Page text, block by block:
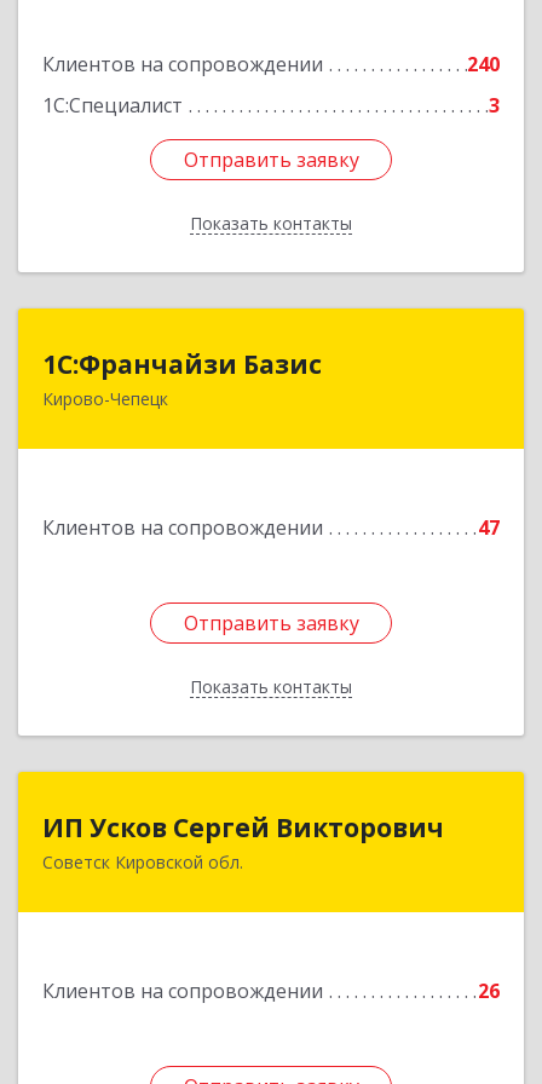
Клиентов на сопровождении
240
1С:Специалист
3
Отправить заявку
Показать контакты
Отправить заявку
Назад
1С:Франчайзи Базис
Кирово-Чепецк
Клиентов на сопровождении 47
Отправить заявку
Показать контакты
613044, Кировская обл, город Кирово-Чепецк
Подробнее
Отправить заявку
Назад
ИП Усков Сергей Викторович
Советск Кировской обл.
Клиентов на сопровождении 26
ИП Усков Сергей Викторович
613340, Кировская обл, Советск г, Дружбы ул,